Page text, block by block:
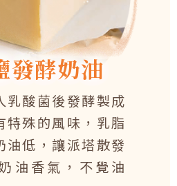
發酵奶油
乳酸菌後發酵製成
特殊的風味，乳脂
油低，讓派塔散發
油香氣，不覺油